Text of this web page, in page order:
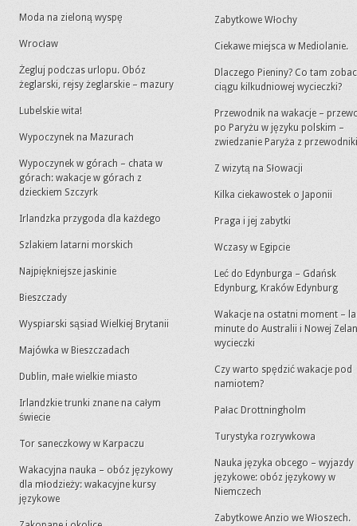
Moda na zieloną wyspę
Wrocław
Żegluj podczas urlopu. Obóz
żeglarski, rejsy żeglarskie – mazury
Lubelskie wita!
Wypoczynek na Mazurach
Wypoczynek w górach – chata w
górach: wakacje w górach z
dzieckiem Szczyrk
Irlandzka przygoda dla każdego
Szlakiem latarni morskich
Najpiękniejsze jaskinie
Bieszczady
Wyspiarski sąsiad Wielkiej Brytanii
Majówka w Bieszczadach
Dublin, małe wielkie miasto
Irlandzkie trunki znane na całym
świecie
Tor saneczkowy w Karpaczu
Wakacyjna nauka – obóz językowy
dla młodzieży: wakacyjne kursy
językowe
Zabytkowe Włochy
Ciekawe miejsca w Mediolanie.
Dlaczego Pieniny? Co tam
ciągu kilkudniowej wycieczki?
Przewodnik na wakacje –
po Paryżu w języku polskim –
zwiedzanie Paryża z
Z wizytą na Słowacji
Kilka ciekawostek o Japonii
Praga i jej zabytki
Wczasy w Egipcie
Leć do Edynburga – Gdańsk
Edynburg, Kraków Edynburg
Wakacje na ostatni moment –
minute do Australii i Nowej
wycieczki
Czy warto spędzić wakacje pod
namiotem?
Pałac Drottningholm
Turystyka rozrywkowa
Nauka języka obcego – wyjazdy
językowe: obóz językowy w
Niemczech
Zabytkowe Anzio we Włoszech.